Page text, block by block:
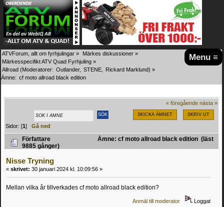
Menu ≡
ATVForum, allt om fyrhjulingar » Märkes diskussioner »
Märkesspecifikt ATV Quad Fyrhjuling »
Allroad (Moderatorer: Outlander, STENE Rickard Marklund) »
Ämne: cf moto allroad black edition
« föregående nästa »
SKICKA ÄMNET SKRIV UT
Sidor: [1]Gå ned
Författare
Ämne: cf moto allroad black edition (läst
9885 gånger)
Nisse Tryning
« skrivet: 30 januari 2024 kl. 10:09:56 »
Mellan vilka år tillverkades cf moto allroad black edition?
Anmäl till moderator Loggat